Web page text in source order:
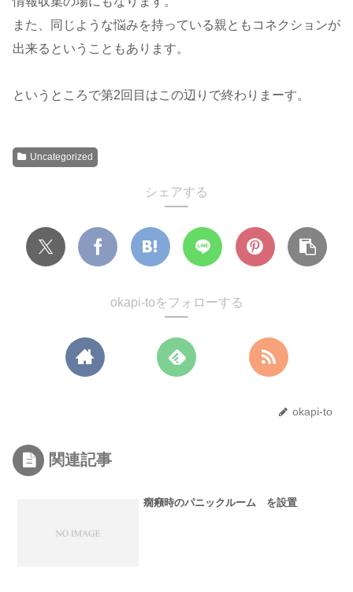
また、同じような悩みを持っている親ともコネクションが
出来るということもあります。
というところで第2回目はこの辺りで終わりまーす。
Uncategorized
シェアする
okapi-toをフォローする
okapi-to
関連記事
癇癪時のパニックルーム を設置